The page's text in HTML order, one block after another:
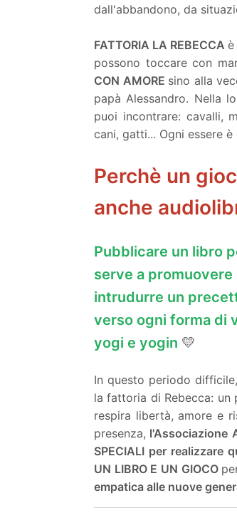
dall'abbandono, da
FATTORIA LA REBECCA
possono toccare con
CON AMORE sino alla
papà Alessandro. Nella
puoi incontrare: cavalli,
cani, gatti... Ogni essere
Perchè un
anche
Pubblicare un libro
serve a
intrudurre un
verso ogni forma di
yogi e yogin 💛
In questo periodo
la fattoria di Rebecca:
respira libertà, amore e
presenza, l'Associazione
SPECIALI per realizzare
UN LIBRO E UN GIOCO
empatica alle nuove